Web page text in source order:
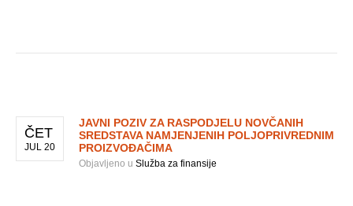
ČET
JUL 20
JAVNI POZIV ZA RASPODJELU NOVČANIH
SREDSTAVA NAMJENJENIH POLJOPRIVREDNIM
PROIZVOĐAČIMA
Objavljeno u Služba za finansije